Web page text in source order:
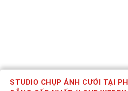
STUDIO CHỤP ẢNH CƯỚI TẠI